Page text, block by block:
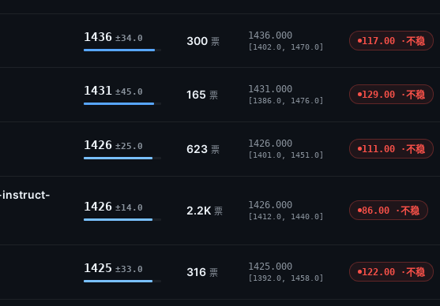
1436 ±34.0 300 票
1436.000
[1402.0, 1470.0]
117.00 ·不稳
1431 ±45.0 165 票
1431.000
[1386.0, 1476.0]
129.00 ·不稳
1426 ±25.0 623 票
1426.000
[1401.0, 1451.0]
111.00 ·不稳
1426 ±14.0 2.2K 票
1426.000
[1412.0, 1440.0]
86.00 ·不稳
1425 ±33.0 316 票
1425.000
[1392.0, 1458.0]
122.00 ·不稳